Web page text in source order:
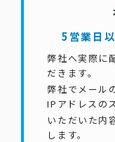
5営業日
弊社へ実際に
だきます。
弊社でメール
IPアドレスの
いただいた内
します。